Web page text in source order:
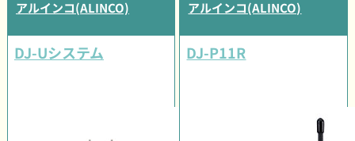
アルインコ(ALINCO)
DJ-Uシステム
アルインコ(ALINCO)
DJ-P11R